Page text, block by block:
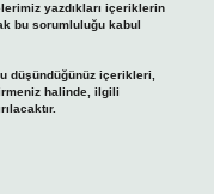
yazdıkları içeriklerin
bu sorumluluğu kabul
düşündüğünüz içerikleri,
halinde, ilgili